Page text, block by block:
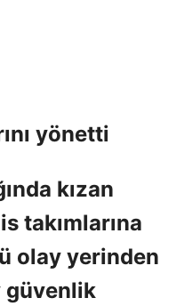
yönetti
kızan
takımlarına
olay yerinden
güvenlik